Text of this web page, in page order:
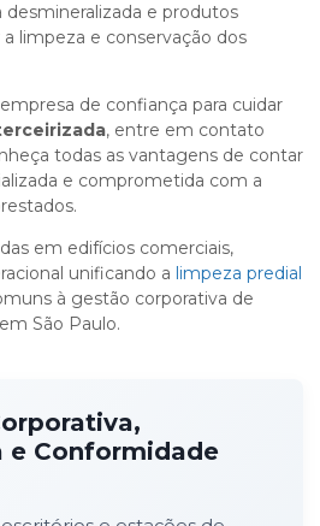
desmineralizada e produtos
limpeza e conservação dos
de confiança para cuidar
, entre em contato
todas as vantagens de contar
e comprometida com a
em edifícios comerciais,
unificando a limpeza predial
à gestão corporativa de
em São Paulo.
e Conformidade